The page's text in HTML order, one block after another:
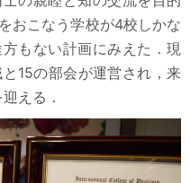
おこなう学校が4校しかな
もない計画にみえた．現
15の部会が運営され，来
える．